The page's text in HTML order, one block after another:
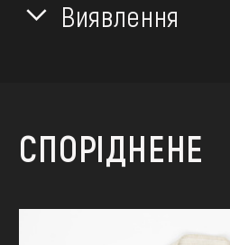
Виявлення
СПОРІДНЕНЕ